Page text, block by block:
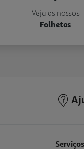
Veja os nossos
Folhetos
Serviços